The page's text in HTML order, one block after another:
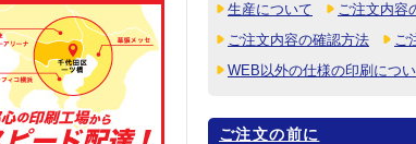
生産について ご注文内容
ご注文内容の確認方法
ご
WEB以外の仕様の印刷につ
ご注文の前に